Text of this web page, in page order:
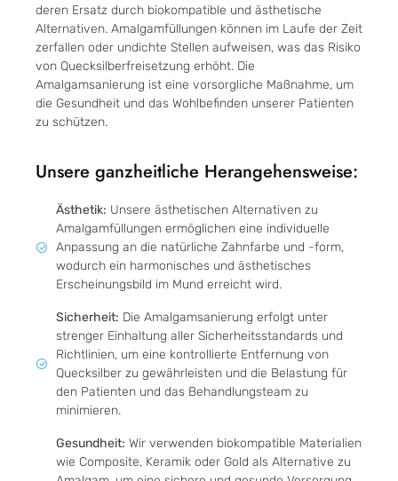
deren Ersatz durch biokompatible und ästhetische
Alternativen. Amalgamfüllungen können im Laufe der Zeit
zerfallen oder undichte Stellen aufweisen, was das Risiko
von Quecksilberfreisetzung erhöht. Die
Amalgamsanierung ist eine vorsorgliche Maßnahme, um
die Gesundheit und das Wohlbefinden unserer Patienten
zu schützen.
Unsere ganzheitliche Herangehensweise:
Ästhetik: Unsere ästhetischen Alternativen zu
Amalgamfüllungen ermöglichen eine individuelle
Anpassung an die natürliche Zahnfarbe und -form,
wodurch ein harmonisches und ästhetisches
Erscheinungsbild im Mund erreicht wird.
Sicherheit: Die Amalgamsanierung erfolgt unter
strenger Einhaltung aller Sicherheitsstandards und
Richtlinien, um eine kontrollierte Entfernung von
Quecksilber zu gewährleisten und die Belastung für
den Patienten und das Behandlungsteam zu
minimieren.
Gesundheit: Wir verwenden biokompatible Materialien
wie Composite, Keramik oder Gold als Alternative zu